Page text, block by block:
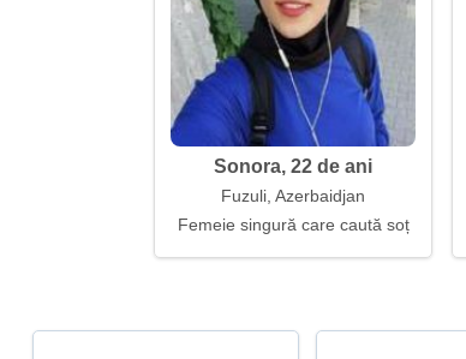
Sonora, 22 de ani
Fuzuli, Azerbaidjan
Femeie singură care caută soț